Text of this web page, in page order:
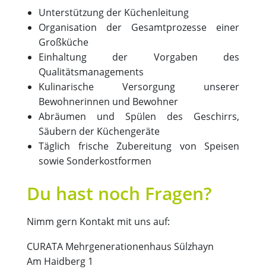
Unterstützung der Küchenleitung
Organisation der Gesamtprozesse einer
Großküche
Einhaltung der Vorgaben des
Qualitätsmanagements
Kulinarische Versorgung unserer
Bewohnerinnen und Bewohner
Abräumen und Spülen des Geschirrs,
Säubern der Küchengeräte
Täglich frische Zubereitung von Speisen
sowie Sonderkostformen
Du hast noch Fragen?
Nimm gern Kontakt mit uns auf:
CURATA Mehrgenerationenhaus Sülzhayn
Am Haidberg 1